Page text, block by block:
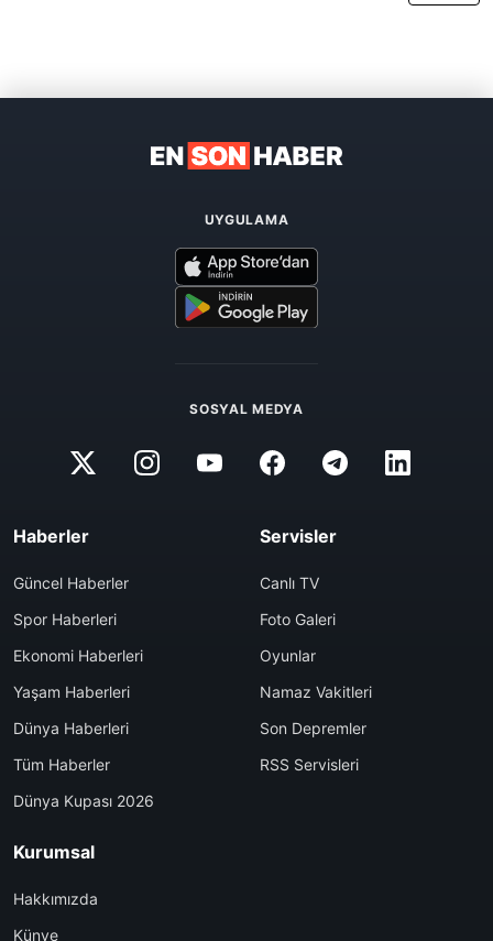
UYGULAMA
SOSYAL MEDYA
Haberler
Güncel Haberler
Spor Haberleri
Ekonomi Haberleri
Yaşam Haberleri
Dünya Haberleri
Tüm Haberler
Dünya Kupası 2026
Servisler
Canlı TV
Foto Galeri
Oyunlar
Namaz Vakitleri
Son Depremler
RSS Servisleri
Kurumsal
Hakkımızda
Künye